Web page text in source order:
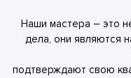
Наши мастера – это
дела, они являются
подтверждают свою